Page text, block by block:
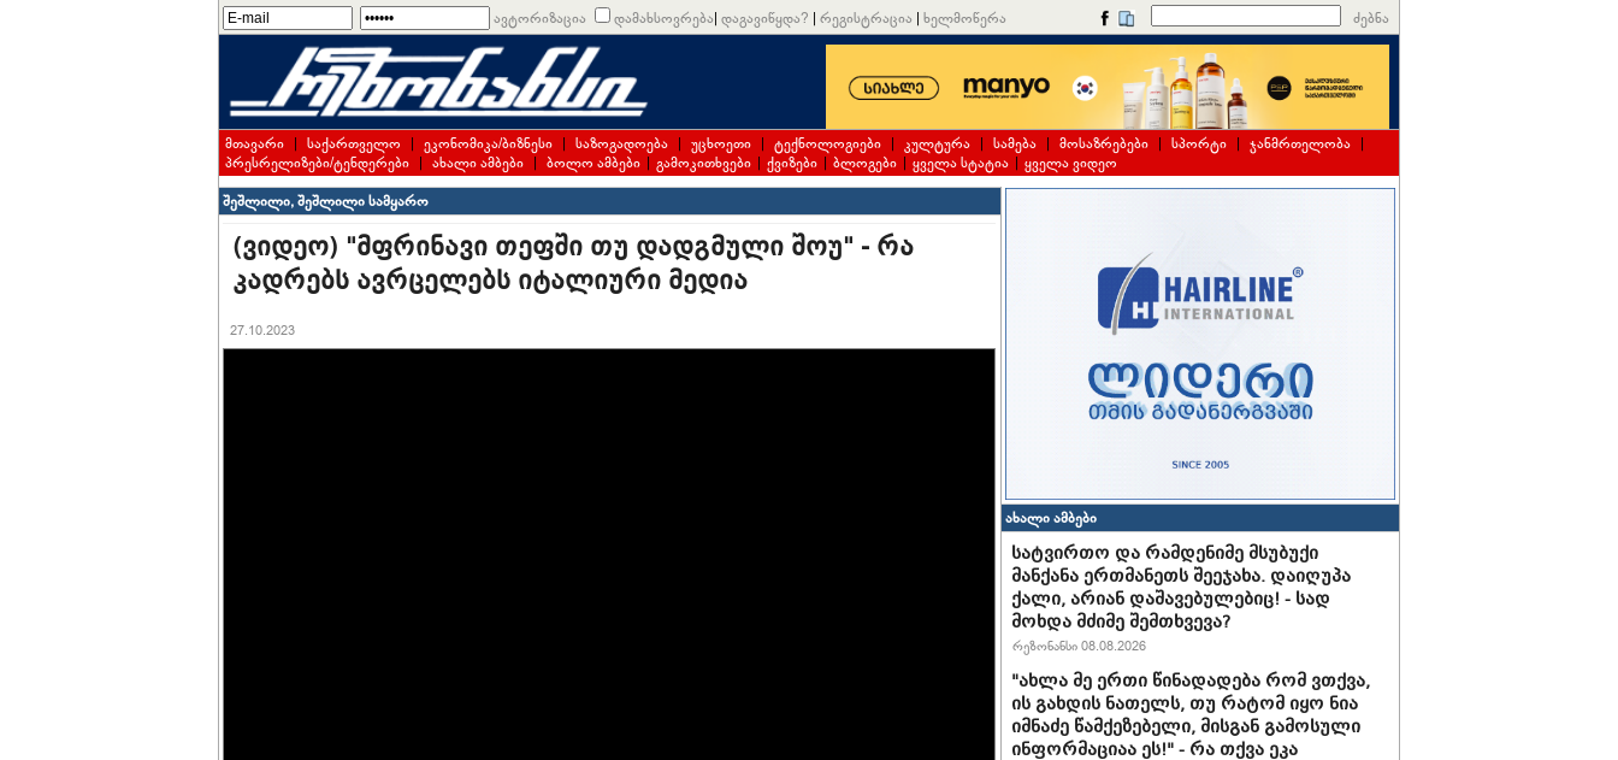
ავტორიზაცია დამახსოვრება| დაგავიწყდა? | რეგისტრაცია | ხელმოწერა ძებნა
მთავარი | საქართველო | ეკონომიკა/ბიზნესი | საზოგადოება | უცხოეთი | ტექნოლოგიები | კულტურა | სამება | მოსაზრებები | სპორტი | ჯანმრთელობა |
პრესრელიზები/ტენდერები | ახალი ამბები | ბოლო ამბები | გამოკითხვები | ქვიზები | ბლოგები | ყველა სტატია | ყველა ვიდეო
შეშლილი, შეშლილი სამყარო
(ვიდეო) "მფრინავი თეფში თუ დადგმული შოუ" - რა
კადრებს ავრცელებს იტალიური მედია
27.10.2023
ახალი ამბები
სატვირთო და რამდენიმე მსუბუქი
მანქანა ერთმანეთს შეეჯახა. დაიღუპა
ქალი, არიან დაშავებულებიც! - სად
მოხდა მძიმე შემთხვევა?
რეზონანსი 08.08.2026
"ახლა მე ერთი წინადადება რომ ვთქვა,
ის გახდის ნათელს, თუ რატომ იყო ნია
იმნაძე წამქეზებელი, მისგან გამოსული
ინფორმაციაა ეს!" - რა თქვა ეკა